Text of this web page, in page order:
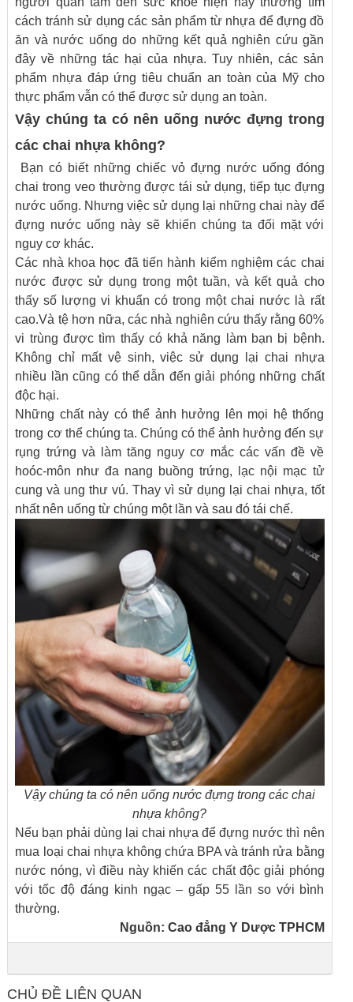
cách tránh sử dụng các sản phẩm từ nhựa để đựng đồ
ăn và nước uống do những kết quả nghiên cứu gần
đây về những tác hại của nhựa. Tuy nhiên, các sản
phẩm nhựa đáp ứng tiêu chuẩn an toàn của Mỹ cho
thực phẩm vẫn có thể được sử dụng an toàn.
Vậy chúng ta có nên uống nước đựng trong
các chai nhựa không?
Bạn có biết những chiếc vỏ đựng nước uống đóng
chai trong veo thường được tái sử dụng, tiếp tục đựng
nước uống. Nhưng việc sử dụng lại những chai này để
đựng nước uống này sẽ khiến chúng ta đối mặt với
nguy cơ khác.
Các nhà khoa học đã tiến hành kiểm nghiệm các chai
nước được sử dụng trong một tuần, và kết quả cho
thấy số lượng vi khuẩn có trong một chai nước là rất
cao.Và tệ hơn nữa, các nhà nghiên cứu thấy rằng 60%
vi trùng được tìm thấy có khả năng làm bạn bị bệnh.
Không chỉ mất vệ sinh, việc sử dụng lại chai nhựa
nhiều lần cũng có thể dẫn đến giải phóng những chất
độc hại.
Những chất này có thể ảnh hưởng lên mọi hệ thống
trong cơ thể chúng ta. Chúng có thể ảnh hưởng đến sự
rụng trứng và làm tăng nguy cơ mắc các vấn đề về
hoóc-môn như đa nang buồng trứng, lạc nội mạc tử
cung và ung thư vú. Thay vì sử dụng lại chai nhựa, tốt
nhất nên uống từ chúng một lần và sau đó tái chế.
Vậy chúng ta có nên uống nước đựng trong các chai
nhựa không?
Nếu bạn phải dùng lại chai nhựa để đựng nước thì nên
mua loại chai nhựa không chứa BPA và tránh rửa bằng
nước nóng, vì điều này khiến các chất độc giải phóng
với tốc độ đáng kinh ngạc – gấp 55 lần so với bình
thường.
Nguồn: Cao đẳng Y Dược TPHCM
CHỦ ĐỀ LIÊN QUAN